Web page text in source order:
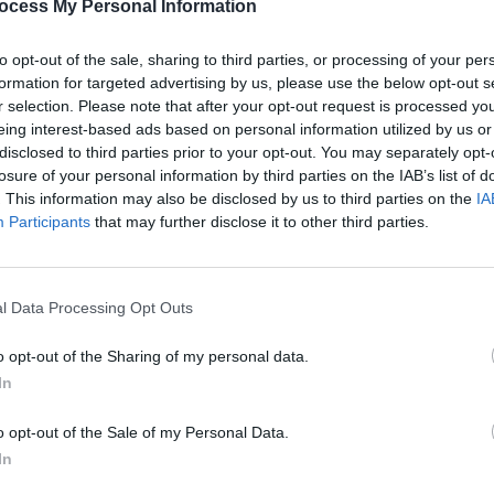
My Personal Information
opt-out of the sale, sharing to third parties, or processing of your
for targeted advertising by us, please use the below opt-out
selection. Please note that after your opt-out request is processed
interest-based ads based on personal information utilized by us
to third parties prior to your opt-out. You may separately
of your personal information by third parties on the IAB’s list of
This information may also be disclosed by us to third parties on the
Participants that may further disclose it to other third parties.
Data Processing Opt Outs
opt-out of the Sharing of my personal data.
opt-out of the Sale of my Personal Data.
Cette maladie est encore entourée de nombreuses
contre l’obésité, saurez-vous démêler le vrai du
augmente en France
des enfants. 17% des adultes sont en situation
chiffres
à peu près stables
depuis une dizaine
liée au poids
le premier critère de l’obésité. L’IMC correspond au
1.3k
1.3k
4
1.1k